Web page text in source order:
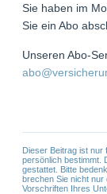
Sie haben im
Sie ein Abo
Unseren Abo-
Dieser Beitrag ist nur
persönlich bestimmt.
gestattet. Bitte
brechen Sie nicht
Vorschriften Ihres